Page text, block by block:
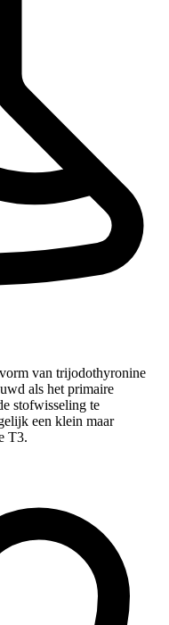
van trijodothyronine
als het primaire
stofwisseling te
een klein maar
T3.